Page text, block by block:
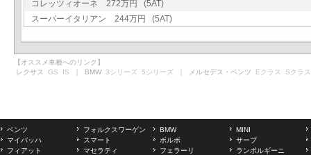
コレッツィオーネ 272万円 (5AT)
スーパーイタリアン 244万円 (5AT)
【オススメ車種へのリンク】
レクサス GS IS ｜ BMW 3シリーズ 5シリーズ ｜ メルセデス・ベンツ Eクラス Sクラス
ベンツ フォルクスワーゲン BMW
MINI
マイバッハ
スマート ボルボ
サーブ
フィアット
マセラティ フェラーリ ランボルギーニ